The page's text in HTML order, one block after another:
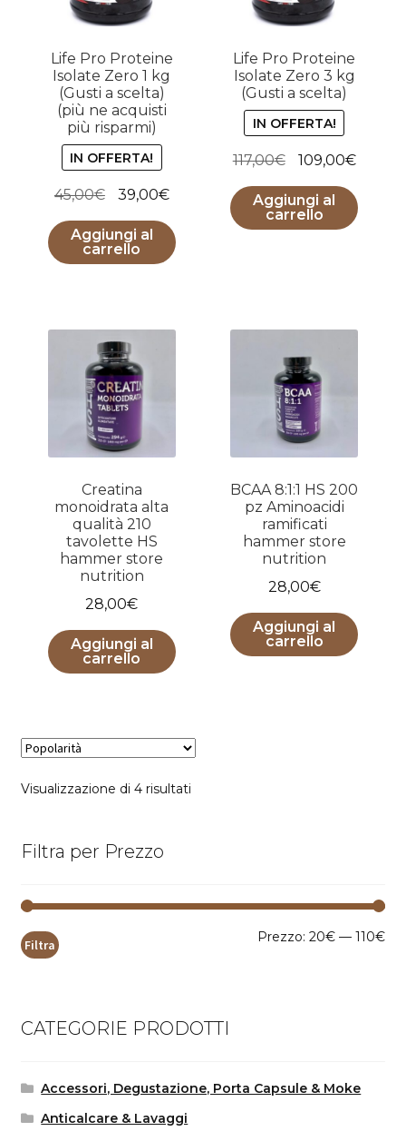
Life Pro Proteine
Isolate Zero 1 kg
(Gusti a scelta)
(più ne acquisti
più risparmi)
IN OFFERTA!
45,00€
prezzo
originale
era:
39,00€Il
attuale
è:
Aggiungi al
carrello
Life Pro Proteine
Isolate Zero 3 kg
(Gusti a scelta)
IN OFFERTA!
117,00€
prezzo
originale
era:
109,00€Il
Aggiungi al
carrello
Creatina
monoidrata alta
qualità 210
tavolette HS
hammer store
nutrition
28,00€
Aggiungi al
carrello
BCAA 8:1:1 HS 200
pz Aminoacidi
ramificati
hammer store
nutrition
28,00€
Aggiungi al
carrello
Visualizzazione di 4 risultatiPopolarità
Filtra per Prezzo
Filtra Prezzo:20€ —110€
CATEGORIE PRODOTTI
Accessori, Degustazione, Porta Capsule & Moke
Anticalcare & Lavaggi